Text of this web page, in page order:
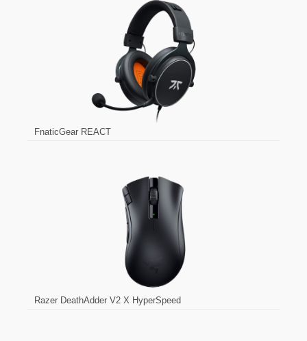
FnaticGear REACT
Razer DeathAdder V2 X HyperSpeed